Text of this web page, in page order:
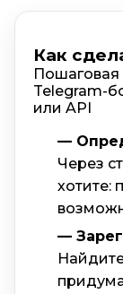
Как
Пошаговая
Telegram-
или API
—
Через
хотите:
—